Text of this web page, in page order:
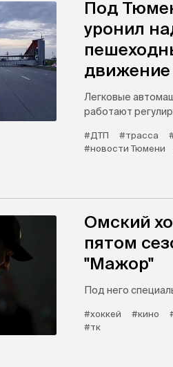
Под
уронил
Легковые
работают
#ДТП #трасса
#новости Тюмени
Омский
пятом
"Мажор"
Под него
#хоккей #кино
#тк